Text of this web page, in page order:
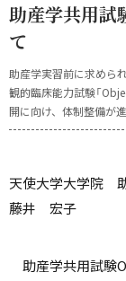
助産学共用試
て
助産学実習前に求めら
観的臨床能力試験「
開に向け、体制整備が
天使大学大学院
藤井 宏子
助産学共用試験